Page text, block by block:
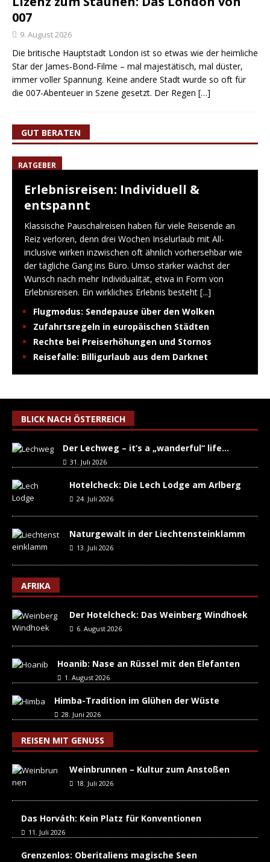
007
9. August 2026
Die britische Hauptstadt London ist so etwas wie der heimliche
Star der James‑Bond‑Filme – mal majestätisch, mal düster,
immer voller Spannung. Keine andere Stadt wurde so oft für
die 007-Abenteuer in Szene gesetzt. Der Regen […]
GUT BERATEN
RATGEBER
Erlebnisreisen: Individuell &
entspannt
Klassische Pauschalreisen haben für viele Reisende an
Reiz verloren, denn drei Wochen Inselurlaub mit All-
inclusive wirken inzwischen oft ähnlich vorhersehbar wie
der tägliche Gang ins Büro. Umso stärker wächst der
Wunsch nach mehr Individualität, etwa in Form von
Erlebnisreisen. Ein wirkliches Erlebnis besteht [...]
Flugmodus: Sendepause über den Wolken
Zufahrtsregeln in europäischen Städten
Rechte bei Preiserhöhungen und Stornos
Reisefalle: Billigurlaub aus dem Darknet
BLICK NACH ÖSTERREICH
Der Lechweg – it’s a „wanderful“ life…
31. Juli 2026
Hotelcheck: Die Lech Lodge am Arlberg
24. Juli 2026
Naturgewalt in der Liechtensteinklamm
13. Juli 2026
AFRIKA
Der Hotelcheck: Das Weinberg Windhoek
6. August 2026
Hoanib: Nase an Rüssel mit den Elefanten
1. August 2026
Himba-Tradition im Glühen der Wüste
28. Juni 2026
REISEN MIT GENUSS
Weinbrunnen – Kultur zum Anstoßen
18. Juli 2026
Das Horváth: Kein Platz für Konventionen
11. Juli 2026
Grenzenlos: Oberitaliens magische Seen